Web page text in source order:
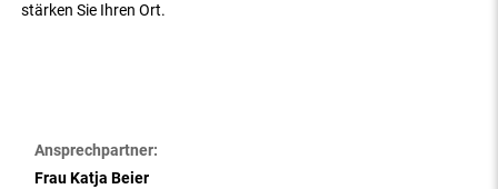
stärken Sie Ihren Ort.
Ansprechpartner:
Frau Katja Beier